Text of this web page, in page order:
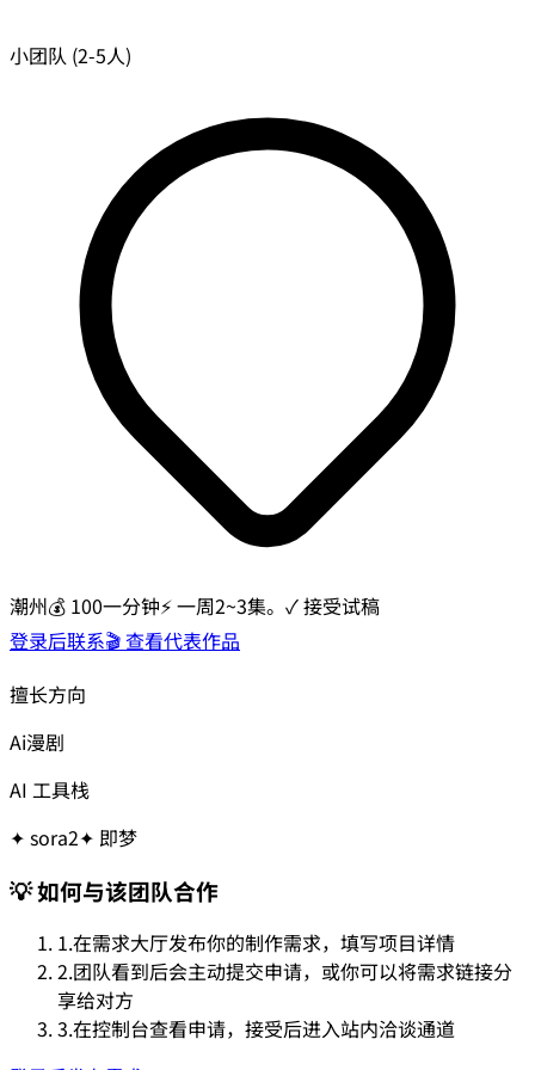
小团队 (2-5人)
潮州💰 100一分钟⚡一周2~3集。 ✓ 接受试稿
登录后联系🎬 查看代表作品
擅长方向
Ai漫剧
AI 工具栈
✦ sora2✦ 即梦
💡 如何与该团队合作
1.在需求大厅发布你的制作需求，填写项目详情
2.团队看到后会主动提交申请，或你可以将需求链接分
享给对方
3.在控制台查看申请，接受后进入站内洽谈通道